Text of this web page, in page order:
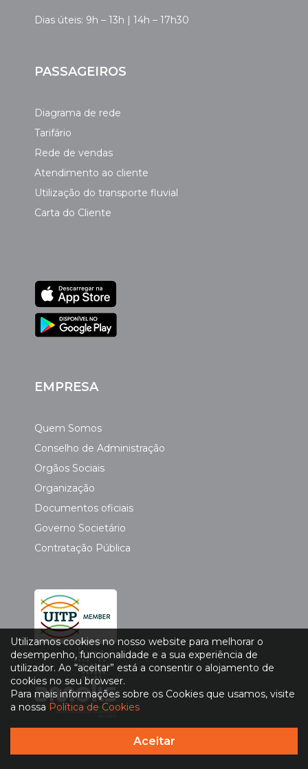
Dias úteis: 9h – 13h | 14h – 17h30
PASSAGEIROS
Diagrama de rede
Tarifário
Rede de vendas
Atendimento ao cliente
Utilização do transporte fluvial
Carta do Cliente
EMPRESA
Quem Somos
Conselho de Administração
Orgãos Sociais
Organização
Documentos oficiais
Governo Societário
Contratação Pública
Política de Privacidade|Política de Cookies
Utilizamos cookies no nosso website para melhorar o
desempenho, funcionalidade e a sua experiência de
utilizador. Ao “aceitar” está a consentir o alojamento de
cookies no seu browser.
Para mais informações sobre os Cookies que usamos, visite
a nossa Política de Cookies
Aceitar